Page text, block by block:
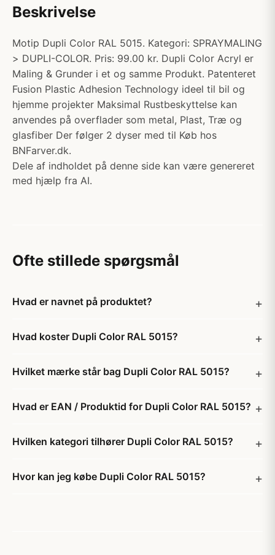
Beskrivelse
Motip Dupli Color RAL 5015. Kategori: SPRAYMALING
> DUPLI-COLOR. Pris: 99.00 kr. Dupli Color Acryl er
Maling & Grunder i et og samme Produkt. Patenteret
Fusion Plastic Adhesion Technology ideel til bil og
hjemme projekter Maksimal Rustbeskyttelse kan
anvendes på overflader som metal, Plast, Træ og
glasfiber Der følger 2 dyser med til Køb hos
BNFarver.dk.
Dele af indholdet på denne side kan være genereret
med hjælp fra AI.
Ofte stillede spørgsmål
Hvad er navnet på produktet?
Hvad koster Dupli Color RAL 5015?
Hvilket mærke står bag Dupli Color RAL 5015?
Hvad er EAN / Produktid for Dupli Color RAL 5015?
Hvilken kategori tilhører Dupli Color RAL 5015?
Hvor kan jeg købe Dupli Color RAL 5015?